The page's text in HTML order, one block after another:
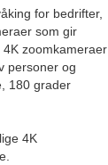
for bedrifter,
som gir
zoomkameraer
personer og
180 grader
4K